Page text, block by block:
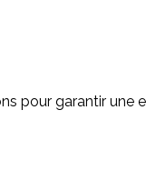
pour garantir une